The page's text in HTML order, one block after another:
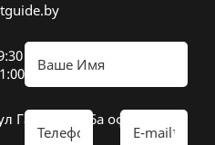
до 18:30
до 16:00
Гагарина 26а оф 20